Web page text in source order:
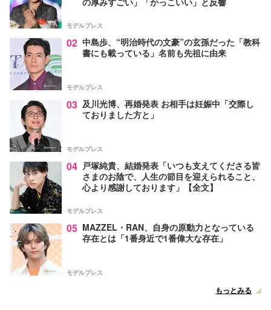
モデルプレス
02 中島歩、“明治時代の文豪”の玄孫だった「教科
書にも載っている」名前も先祖に由来
モデルプレス
03 及川光博、再婚発表 お相手は妊娠中「交際し
ておりました方と」
モデルプレス
04 戸塚純貴、結婚発表「いつも支えてくださる皆
さまのお陰で、人生の節目を迎えられること、
心より感謝しております」【全文】
モデルプレス
05 MAZZEL・RAN、自身の原動力となっている
存在とは「1番身近で1番偉大な存在」
モデルプレス
もっとみる